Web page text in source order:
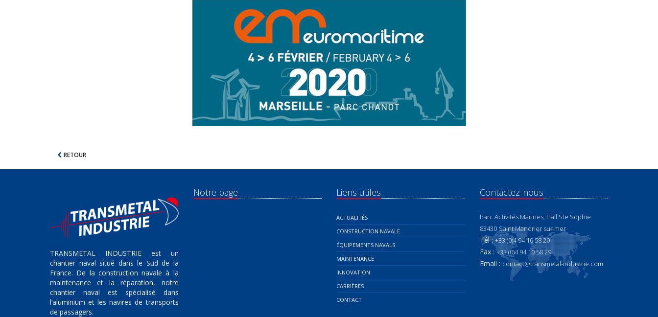
RETOUR
TRANSMETAL INDUSTRIE est un
chantier naval situé dans le Sud de la
France. De la construction navale à la
maintenance et la réparation, notre
chantier naval est spécialisé dans
l’aluminium et les navires de transports
de passagers.
Notre page Liens utiles
ACTUALITÉS
CONSTRUCTION NAVALE
ÉQUIPEMENTS NAVALS
MAINTENANCE
INNOVATION
CARRIÈRES
CONTACT
Contactez-nous
Parc Activités Marines, Hall Ste Sophie
83430 Saint Mandrier sur mer
Tél :+33 (0)4 94 10 58 20
Fax :+33 (0)4 94 10 58 29
Email : contact@transmetal-industrie.com